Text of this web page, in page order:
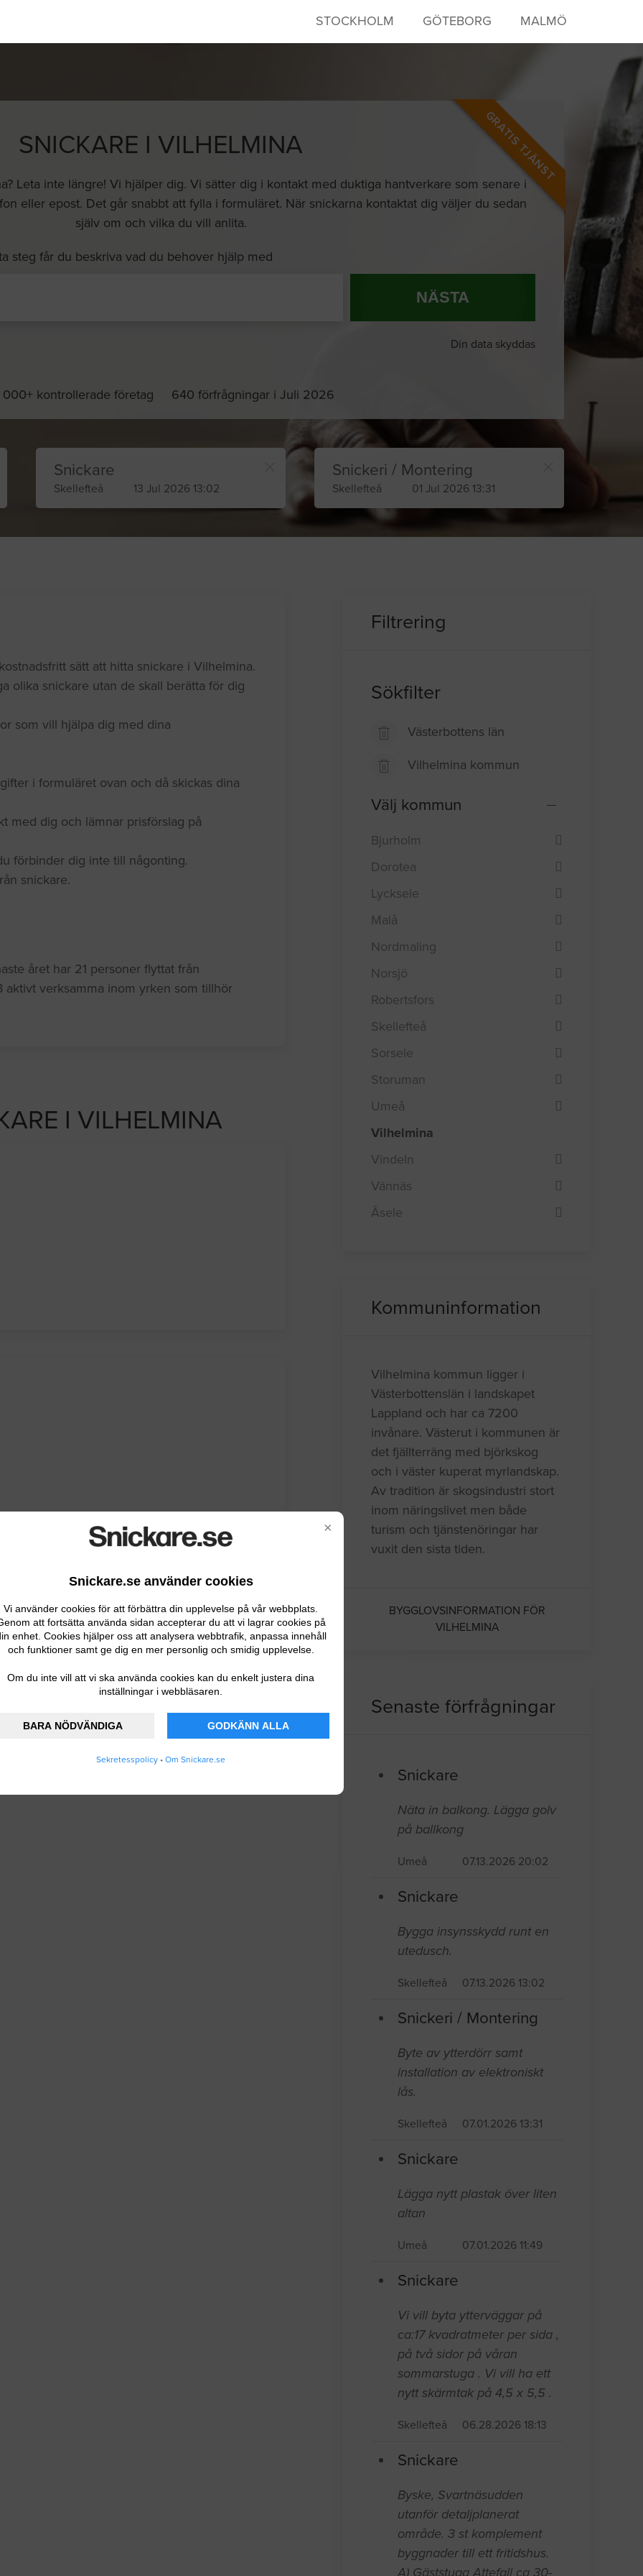
×
Snickare.se använder cookies
Vi använder cookies för att förbättra din upplevelse på vår webbplats.
att fortsätta använda sidan accepterar du att vi lagrar cookies på
enhet. Cookies hjälper oss att analysera webbtrafik, anpassa innehåll
och funktioner samt ge dig en mer personlig och smidig upplevelse.
Om du inte vill att vi ska använda cookies kan du enkelt justera dina
inställningar i webbläsaren.
BARA NÖDVÄNDIGA GODKÄNN ALLA
Sekretesspolicy • Om Snickare.se
STOCKHOLM GÖTEBORG MALMÖ
GRATIS TJÄNST
SNICKARE I VILHELMINA
Leta inte längre! Vi hjälper dig. Vi sätter dig i kontakt med duktiga hantverkare som senare i
eller epost. Det går snabbt att fylla i formuläret. När snickarna kontaktat dig väljer du sedan
själv om och vilka du vill anlita.
steg får du beskriva vad du behover hjälp med
NÄSTA
Din data skyddas
000+ kontrollerade företag 640 förfrågningar i Juli 2026
Snickare
Skellefteå 13 Jul 2026 13:02
Snickeri / Montering
Skellefteå 01 Jul 2026 13:31
sätt att hitta snickare i Vilhelmina.
olika snickare utan de skall berätta för dig
som vill hjälpa dig med dina
i formuläret ovan och då skickas dina
med dig och lämnar prisförslag på
förbinder dig inte till någonting.
snickare.
året har 21 personer flyttat från
aktivt verksamma inom yrken som tillhör
I VILHELMINA
FÖRETAG
Filtrering
Sökfilter
Västerbottens län
Vilhelmina kommun
Välj kommun
Bjurholm
Dorotea
Lycksele
Malå
Nordmaling
Norsjö
Robertsfors
Skellefteå
Sorsele
Storuman
Umeå
Vilhelmina
Vindeln
Vännäs
Åsele
Kommuninformation
Vilhelmina kommun ligger i
Västerbottenslän i landskapet
Lappland och har ca 7200
invånare. Västerut i kommunen är
det fjällterräng med björkskog
och i väster kuperat myrlandskap.
Av tradition är skogsindustri stort
inom näringslivet men både
turism och tjänstenöringar har
vuxit den sista tiden.
BYGGLOVSINFORMATION FÖR
VILHELMINA
Senaste förfrågningar
Snickare
Näta in balkong. Lägga golv
på ballkong
Umeå 07.13.2026 20:02
Snickare
Bygga insynsskydd runt en
utedusch.
Skellefteå 07.13.2026 13:02
Snickeri / Montering
Byte av ytterdörr samt
installation av elektroniskt
lås.
Skellefteå 07.01.2026 13:31
Snickare
Lägga nytt plastak över liten
altan
Umeå 07.01.2026 11:49
Snickare
Vi vill byta ytterväggar på
ca:17 kvadratmeter per sida ,
på två sidor på våran
sommarstuga . Vi vill ha ett
nytt skärmtak på 4,5 x 5,5 .
Skellefteå 06.28.2026 18:13
Snickare
Byske, Svartnäsudden
utanför detaljplanerat
område. 3 st komplement
byggnader till ett fritidshus.
A) Gäststuga Attefall ca 30-